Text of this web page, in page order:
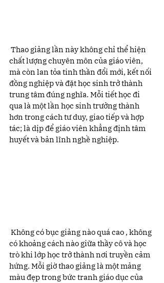
Thao giảng lần này không chỉ thể hiện
chất lượng chuyên môn của giáo viên,
mà còn lan tỏa tinh thần đổi mới, kết nối
đồng nghiệp và đặt học sinh trở thành
trung tâm đúng nghĩa. Mỗi tiết học đi
qua là một lần học sinh trưởng thành
hơn trong cách tư duy, giao tiếp và hợp
tác; là dịp để giáo viên khẳng định tâm
huyết và bản lĩnh nghề nghiệp.
Không có bục giảng nào quá cao , không
có khoảng cách nào giữa thầy cô và học
trò khi lớp học trở thành nơi truyền cảm
hứng. Mỗi giờ thao giảng là một mảng
màu đẹp trong bức tranh giáo dục của